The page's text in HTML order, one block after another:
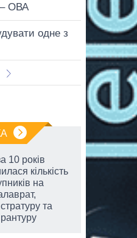
ОВА
одне з
10 років
кількість
на
та